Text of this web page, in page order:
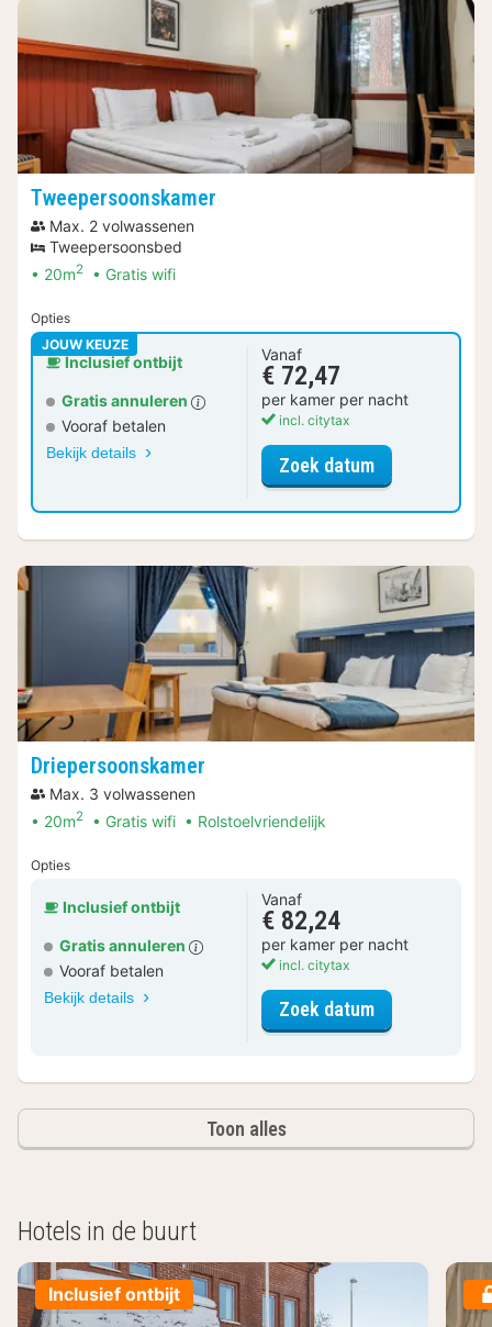
Tweepersoonskamer
Max. 2 volwassenen
Tweepersoonsbed
20m2 Gratis wifi
Opties
JOUW KEUZE
Inclusief ontbijt
Gratis annuleren
Vooraf betalen
Bekijk details
Vanaf
€ 72,47
per kamer per nacht
incl. citytax
Zoek datumvoor
Driepersoonskamer
Max. 3 volwassenen
20m2 Gratis wifi Rolstoelvriendelijk
Opties
Inclusief ontbijt
Gratis annuleren
Vooraf betalen
Bekijk details
Vanaf
€ 82,24
per kamer per nacht
incl. citytax
Zoek datumvoor
Toon alles
Hotels in de buurt
Inclusief ontbijt